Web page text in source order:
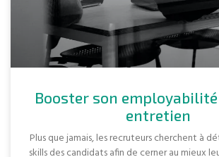
Booster son employabilité
entretien
Plus que jamais, les recruteurs cherchent à
skills des candidats afin de cerner au mieux